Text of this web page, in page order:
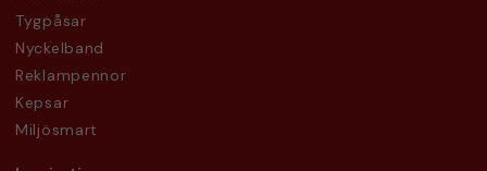
Tygpåsar
Nyckelband
Reklampennor
Kepsar
Miljösmart